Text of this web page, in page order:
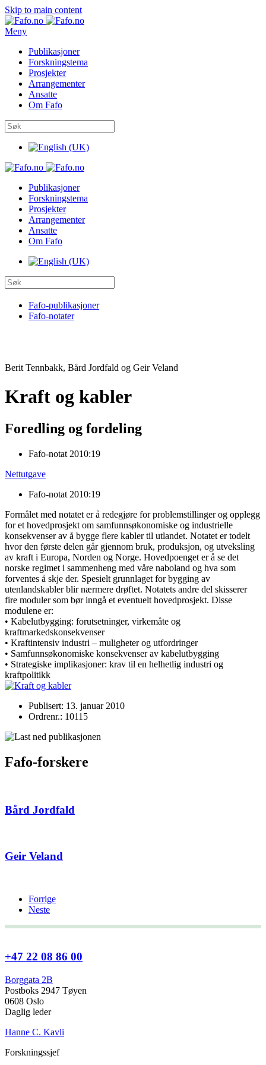
Skip to main content
Meny
Publikasjoner
Forskningstema
Prosjekter
Arrangementer
Ansatte
Om Fafo
Publikasjoner
Forskningstema
Prosjekter
Arrangementer
Ansatte
Om Fafo
Fafo-publikasjoner
Fafo-notater
Berit Tennbakk, Bård Jordfald og Geir Veland
Kraft og kabler
Foredling og fordeling
Fafo-notat 2010:19
Nettutgave
Fafo-notat 2010:19
Formålet med notatet er å redegjøre for problemstillinger og opplegg
for et hovedprosjekt om samfunnsøkonomiske og industrielle
konsekvenser av å bygge flere kabler til utlandet. Notatet er todelt
hvor den første delen går gjennom bruk, produksjon, og utveksling
av kraft i Europa, Norden og Norge. Hovedpoenget er å se det
norske regimet i sammenheng med våre naboland og hva som
forventes å skje der. Spesielt grunnlaget for bygging av
utenlandskabler blir nærmere drøftet. Notatets andre del skisserer
fire moduler som bør inngå et eventuelt hovedprosjekt. Disse
modulene er:
• Kabelutbygging: forutsetninger, virkemåte og
kraftmarkedskonsekvenser
• Kraftintensiv industri – muligheter og utfordringer
• Samfunnsøkonomiske konsekvenser av kabelutbygging
• Strategiske implikasjoner: krav til en helhetlig industri og
kraftpolitikk
Publisert: 13. januar 2010
Ordrenr.: 10115
Fafo-forskere
Bård Jordfald
Geir Veland
Forrige
Neste
+47 22 08 86 00
Borggata 2B
Postboks 2947 Tøyen
0608 Oslo
Daglig leder
Hanne C. Kavli
Forskningssjef